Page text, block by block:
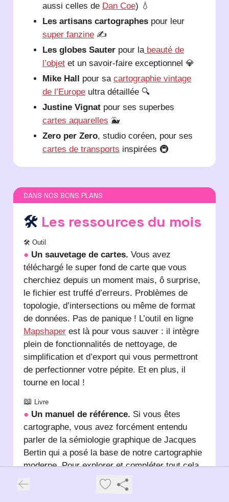
aussi celles de Dan Coe) 💧
Les artisans cartographes pour leur
super fanzine ✍️
Les globes Sauter pour la beauté de
l’objet et un savoir-faire exceptionnel 💎
Mike Hall pour sa cartographie vintage
de l’Europe ultra détaillée 🔍
Justine Vignat pour ses superbes
cartes aquarelles 🐳
Zero per Zero, studio coréen, pour ses
cartes de transports inspirées 🚇
DANS NOS BONS PLANS
🛠️ Les ressources du mois
🛠️ Outil
● Un sauvetage de cartes. Vous avez
téléchargé le super fond de carte que vous
cherchiez depuis un moment mais, ô surprise,
le fichier est truffé d’erreurs. Problèmes de
topologie, d’intersections ou même de format
de données. Pas de panique ! L’outil en ligne
Mapshaper est là pour vous sauver : il intègre
plein de fonctionnalités de nettoyage, de
simplification et d’export qui vous permettront
de perfectionner votre pépite. Et en plus, il
tourne en local !
📖 Livre
● Un manuel de référence. Si vous êtes
cartographe, vous avez forcément entendu
parler de la sémiologie graphique de Jacques
Bertin qui a posé la base de notre cartographie
moderne. Pour explorer et compléter tout cela,
nous vous recommandons la deuxième édition
Manuel de cartographiede Nicolas Lambert